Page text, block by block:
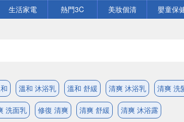
生活家電 熱門3C 美妝個清 嬰童保
溫和 沐浴乳 溫和 舒緩 清爽 沐浴乳 清爽 洗
洗面乳 修復 清爽 清爽 舒緩 清爽 沐浴露